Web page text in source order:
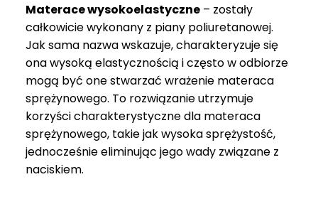
Materace wysokoelastyczne – zostały
całkowicie wykonany z piany poliuretanowej.
Jak sama nazwa wskazuje, charakteryzuje się
ona wysoką elastycznością i często w odbiorze
mogą być one stwarzać wrażenie materaca
sprężynowego. To rozwiązanie utrzymuje
korzyści charakterystyczne dla materaca
sprężynowego, takie jak wysoka sprężystość,
jednocześnie eliminując jego wady związane z
naciskiem.